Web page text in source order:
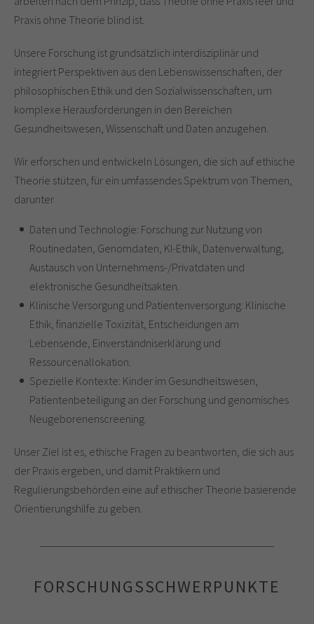
Praxis ohne Theorie blind ist.
Unsere Forschung ist grundsätzlich interdisziplinär und
integriert Perspektiven aus den Lebenswissenschaften, der
philosophischen Ethik und den Sozialwissenschaften, um
komplexe Herausforderungen in den Bereichen
Gesundheitswesen, Wissenschaft und Daten anzugehen.
Wir erforschen und entwickeln Lösungen, die sich auf ethische
Theorie stützen, für ein umfassendes Spektrum von Themen,
darunter
Daten und Technologie: Forschung zur Nutzung von
Routinedaten, Genomdaten, KI-Ethik, Datenverwaltung,
Austausch von Unternehmens-/Privatdaten und
elektronische Gesundheitsakten.
Klinische Versorgung und Patientenversorgung: Klinische
Ethik, finanzielle Toxizität, Entscheidungen am
Lebensende, Einverständniserklärung und
Ressourcenallokation.
Spezielle Kontexte: Kinder im Gesundheitswesen,
Patientenbeteiligung an der Forschung und genomisches
Neugeborenenscreening.
Unser Ziel ist es, ethische Fragen zu beantworten, die sich aus
der Praxis ergeben, und damit Praktikern und
Regulierungsbehörden eine auf ethischer Theorie basierende
Orientierungshilfe zu geben.
FORSCHUNGSSCHWERPUNKTE